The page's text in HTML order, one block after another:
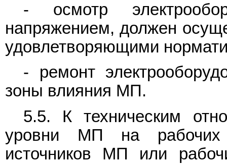
- осмотр
напряжением, должен
удовлетворяющими
- ремонт
зоны влияния МП.
5.5. К техническим
уровни МП на рабочих
источников МП или